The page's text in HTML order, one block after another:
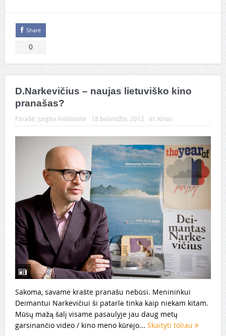
Share
0
D.Narkevičius – naujas lietuviško kino
pranašas?
Parašė: Jurgita Kviliūnaitė 18 balandžio, 2012 In: Kinas
Sakoma, savame krašte pranašu nebūsi. Menininkui
Deimantui Narkevičiui ši patarlė tinka kaip niekam kitam.
Mūsų mažą šalį visame pasaulyje jau daug metų
garsinančio video / kino meno kūrėjo... Skaityti toliau